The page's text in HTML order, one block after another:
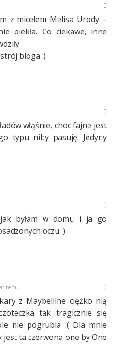
z micelem Melisa Urody –
piekła. Co ciekawe, inne
bloga :)
włąśnie, choc fajne jest
typu niby pasuję. Jedyny
byłam w domu i ja go
oczu :)
temu
z Maybelline ciężko nią
tak tragicznie się
nie pogrubia :( Dla mnie
ta czerwona one by One